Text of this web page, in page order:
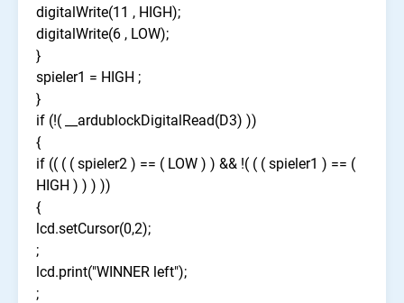
digitalWrite(11 , HIGH);
digitalWrite(6 , LOW);
}
spieler1 = HIGH ;
}
if (!( __ardublockDigitalRead(D3) ))
{
if (( ( ( spieler2 ) == ( LOW ) ) && !( ( ( spieler1 ) == (
HIGH ) ) ) ))
{
lcd.setCursor(0,2);
;
lcd.print("WINNER left");
;